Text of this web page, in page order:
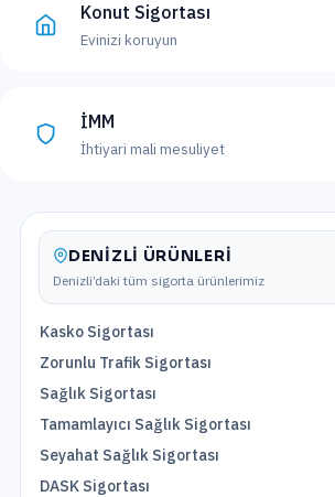
Konut Sigortası
Evinizi koruyun
İMM
İhtiyari mali mesuliyet
DENIZLI ÜRÜNLERI
Denizli’daki tüm sigorta ürünlerimiz
Kasko Sigortası
Zorunlu Trafik Sigortası
Sağlık Sigortası
Tamamlayıcı Sağlık Sigortası
Seyahat Sağlık Sigortası
DASK Sigortası